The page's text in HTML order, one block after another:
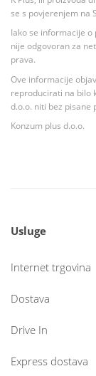
se s povjerenjem na
Iako se informacije
nije odgovoran za
prava.
Ove informacije
reproducirati na bilo
d.o.o. niti bez pisane
Konzum plus d.o.o.
Usluge
Internet trgovina
Dostava
Drive In
Express dostava